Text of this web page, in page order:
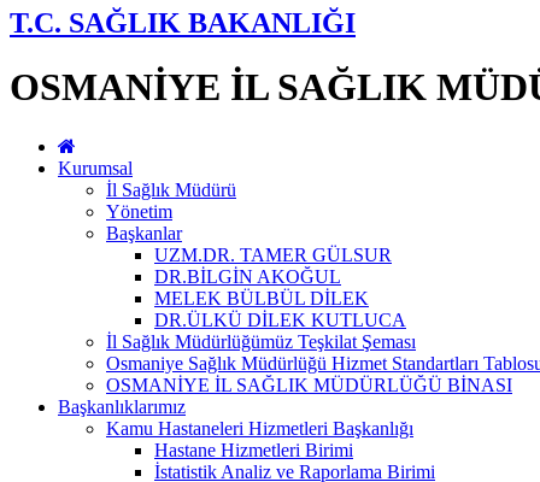
T.C. SAĞLIK BAKANLIĞI
OSMANİYE İL SAĞLIK
Kurumsal
İl Sağlık Müdürü
Yönetim
Başkanlar
UZM.DR. TAMER GÜLSUR
DR.BİLGİN AKOĞUL
MELEK BÜLBÜL DİLEK
DR.ÜLKÜ DİLEK KUTLUCA
İl Sağlık Müdürlüğümüz Teşkilat Şeması
Osmaniye Sağlık Müdürlüğü Hizmet Standartları
OSMANİYE İL SAĞLIK MÜDÜRLÜĞÜ BİNASI
Başkanlıklarımız
Kamu Hastaneleri Hizmetleri Başkanlığı
Hastane Hizmetleri Birimi
İstatistik Analiz ve Raporlama Birimi